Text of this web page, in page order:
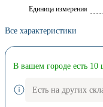
Единица измерения
Все характеристики
В вашем городе есть 10
Есть на других